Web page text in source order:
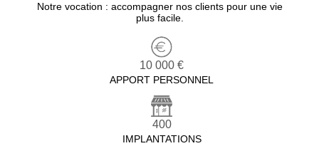
Notre vocation : accompagner nos clients pour une vie
plus facile.
10 000 €
APPORT PERSONNEL
400
IMPLANTATIONS